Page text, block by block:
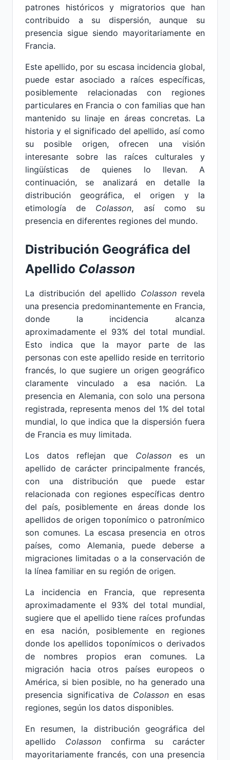
patrones históricos y migratorios que han
contribuido a su dispersión, aunque su
presencia sigue siendo mayoritariamente en
Francia.
Este apellido, por su escasa incidencia global,
puede estar asociado a raíces específicas,
posiblemente relacionadas con regiones
particulares en Francia o con familias que han
mantenido su linaje en áreas concretas. La
historia y el significado del apellido, así como
su posible origen, ofrecen una visión
interesante sobre las raíces culturales y
lingüísticas de quienes lo llevan. A
continuación, se analizará en detalle la
distribución geográfica, el origen y la
etimología de Colasson, así como su
presencia en diferentes regiones del mundo.
Distribución Geográfica del
Apellido Colasson
La distribución del apellido Colasson revela
una presencia predominantemente en Francia,
donde la incidencia alcanza
aproximadamente el 93% del total mundial.
Esto indica que la mayor parte de las
personas con este apellido reside en territorio
francés, lo que sugiere un origen geográfico
claramente vinculado a esa nación. La
presencia en Alemania, con solo una persona
registrada, representa menos del 1% del total
mundial, lo que indica que la dispersión fuera
de Francia es muy limitada.
Los datos reflejan que Colassones un
apellido de carácter principalmente francés,
con una distribución que puede estar
relacionada con regiones específicas dentro
del país, posiblemente en áreas donde los
apellidos de origen toponímico o patronímico
son comunes. La escasa presencia en otros
países, como Alemania, puede deberse a
migraciones limitadas o a la conservación de
la línea familiar en su región de origen.
La incidencia en Francia, que representa
aproximadamente el 93% del total mundial,
sugiere que el apellido tiene raíces profundas
en esa nación, posiblemente en regiones
donde los apellidos toponímicos o derivados
de nombres propios eran comunes. La
migración hacia otros países europeos o
América, si bien posible, no ha generado una
presencia significativa de Colasson en esas
regiones, según los datos disponibles.
En resumen, la distribución geográfica del
apellido Colasson confirma su carácter
mayoritariamente francés, con una presencia